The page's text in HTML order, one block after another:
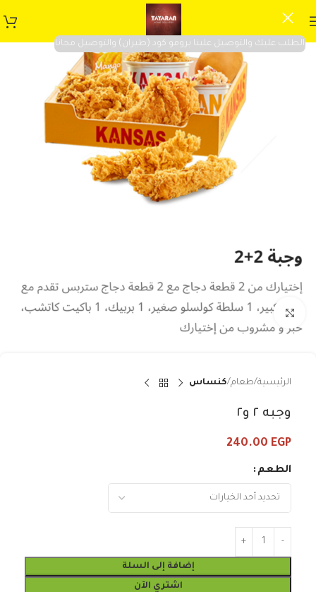
الطلب عليك والتوصيل علينا برومو كود (طيران) والتوصيل مجانا
Click to enlarge
الرئيسية طعام كنساس
وجبه ٢ و٢
240.00 EGP
الطعم
إضافة إلى السلة
اشتري الآن